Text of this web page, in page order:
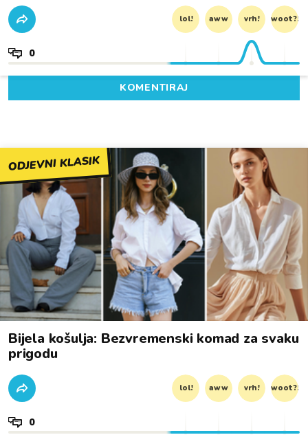
lol! aww vrh! woot?!
0
KOMENTIRAJ
ODJEVNI KLASIK
Bijela košulja: Bezvremenski komad za svaku
prigodu
lol! aww vrh! woot?!
0